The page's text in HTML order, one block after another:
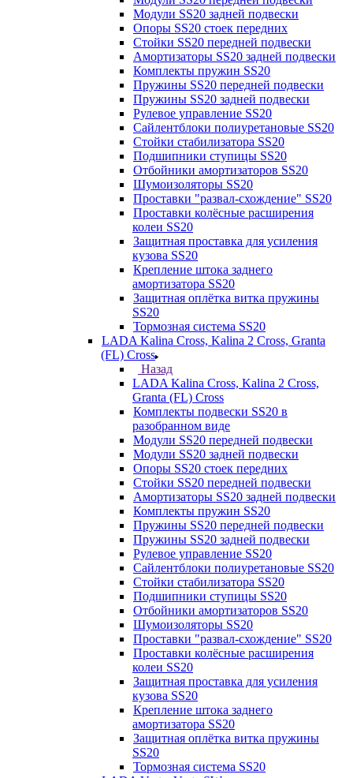
Модули SS20 задней подвески
Опоры SS20 стоек передних
Стойки SS20 передней подвески
Амортизаторы SS20 задней подвески
Комплекты пружин SS20
Пружины SS20 передней подвески
Пружины SS20 задней подвески
Рулевое управление SS20
Сайлентблоки полиуретановые SS20
Стойки стабилизатора SS20
Подшипники ступицы SS20
Отбойники амортизаторов SS20
Шумоизоляторы SS20
Проставки "развал-схождение" SS20
Проставки колёсные расширения
колеи SS20
Защитная проставка для усиления
кузова SS20
Крепление штока заднего
амортизатора SS20
Защитная оплётка витка пружины
SS20
Тормозная система SS20
LADA Kalina Cross, Kalina 2 Cross, Granta
(FL) Cross
Назад
LADA Kalina Cross, Kalina 2 Cross,
Granta (FL) Cross
Комплекты подвески SS20 в
разобранном виде
Модули SS20 передней подвески
Модули SS20 задней подвески
Опоры SS20 стоек передних
Стойки SS20 передней подвески
Амортизаторы SS20 задней подвески
Комплекты пружин SS20
Пружины SS20 передней подвески
Пружины SS20 задней подвески
Рулевое управление SS20
Сайлентблоки полиуретановые SS20
Стойки стабилизатора SS20
Подшипники ступицы SS20
Отбойники амортизаторов SS20
Шумоизоляторы SS20
Проставки "развал-схождение" SS20
Проставки колёсные расширения
колеи SS20
Защитная проставка для усиления
кузова SS20
Крепление штока заднего
амортизатора SS20
Защитная оплётка витка пружины
SS20
Тормозная система SS20